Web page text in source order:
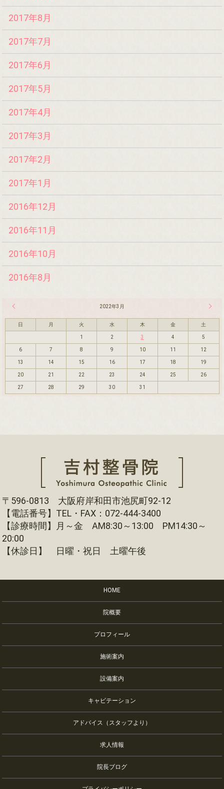
2017年8月
2017年7月
2017年6月
2017年5月
2017年4月
2017年3月
2017年2月
2017年1月
2016年12月
2016年11月
2016年10月
2016年8月
2022年3月
日 月 火 水 木 金 土
1 2 3 4 5
6 7 8 9 10 11 12
13 14 15 16 17 18 19
20 21 22 23 24 25 26
27 28 29 30 31
〒596-0813 大阪府岸和田市池尻町92-12
【電話番号】TEL・FAX：072-444-3400
【診療時間】月～金 AM8:30～13:00 PM14:30～
20:00
【休診日】 日曜・祝日 土曜午後
HOME
院概要
プロフィール
施術案内
設備案内
キャビテーション
アドバイス（スタッフより）
求人情報
院長ブログ